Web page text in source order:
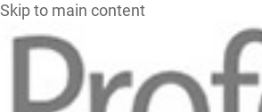
Skip to main content